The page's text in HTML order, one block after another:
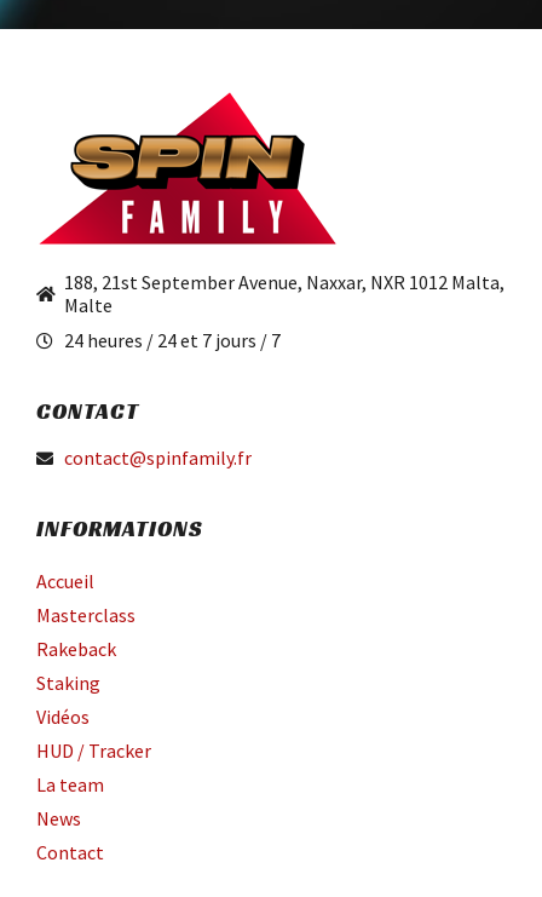
188, 21st September Avenue, Naxxar, NXR 1012 Malta,
Malte
24 heures / 24 et 7 jours / 7
CONTACT
contact@spinfamily.fr
INFORMATIONS
Accueil
Masterclass
Rakeback
Staking
Vidéos
HUD / Tracker
La team
News
Contact